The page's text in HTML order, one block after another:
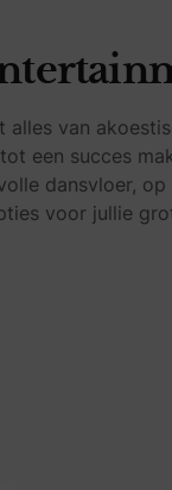
alles van
een succes
dansvloer,
voor jullie